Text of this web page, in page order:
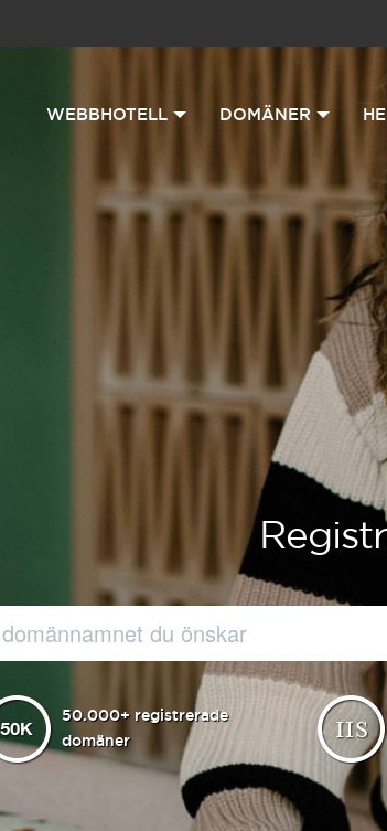
WEBBHOTELL DOMÄNER
50.000+ registrerade
domäner